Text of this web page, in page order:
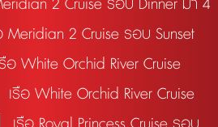
2 Cruise รอบ Dinner มา 4
Meridian 2 Cruise รอบ Sunset
อ White Orchid River Cruise
เรือ White Orchid River Cruise